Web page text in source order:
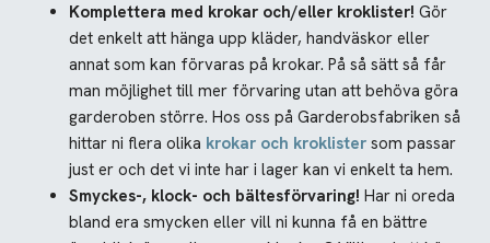
Komplettera med krokar och/eller kroklister! Gör
det enkelt att hänga upp kläder, handväskor eller
annat som kan förvaras på krokar. På så sätt så får
man möjlighet till mer förvaring utan att behöva göra
garderoben större. Hos oss på Garderobsfabriken så
hittar ni flera olika krokar och kroklister som passar
just er och det vi inte har i lager kan vi enkelt ta hem.
Smyckes-, klock- och bältesförvaring! Har ni oreda
bland era smycken eller vill ni kunna få en bättre